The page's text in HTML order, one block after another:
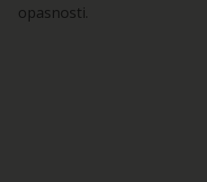
opasnosti.